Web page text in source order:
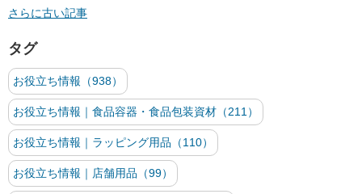
さらに古い記事
タグ
お役立ち情報（938）
お役立ち情報｜食品容器・食品包装資材（211）
お役立ち情報｜ラッピング用品（110）
お役立ち情報｜店舗用品（99）